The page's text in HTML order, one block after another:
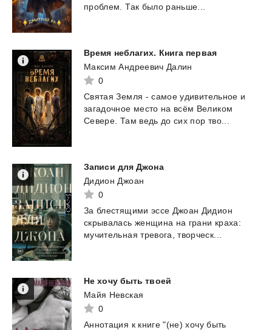
проблем.
Так было раньше...
Время неблагих. Книга первая
Максим Андреевич Далин
0
Святая Земля - самое удивительное и
загадочное место на всём Великом
Севере. Там ведь до сих пор тво...
Записи для Джона
Дидион Джоан
0
За блестящими эссе Джоан Дидион
скрывалась женщина на грани краха:
мучительная тревога, творческ...
Не хочу быть твоей
Майя Невская
0
Аннотация к книге "(не) хочу быть